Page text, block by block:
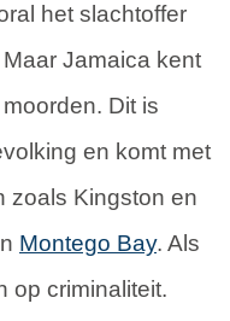
het slachtoffer
Jamaica kent
Dit is
en komt met
zoals Kingston en
Montego Bay. Als
op criminaliteit.